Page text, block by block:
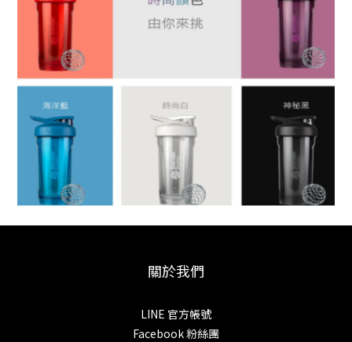
關於我們
LINE 官方帳號
Facebook 粉絲團